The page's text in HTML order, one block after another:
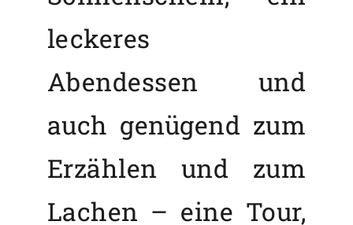
leckeres
Abendessen und
auch genügend zum
Erzählen und zum
Lachen – eine Tour,